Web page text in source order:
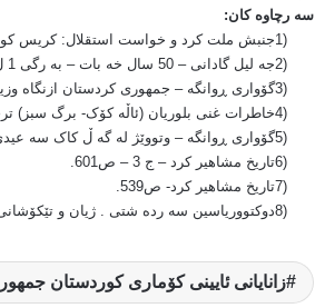
سه رچاوه کان:
1)جنبش ملت کرد و خواست استقلال: کریس
2)جه لیل گادانی – 50 سال خه بات – به رگی 1 ل 21
3)گۆواری ڕوانگه – جمهوری کردستان ازنگاه وزیرفرهنگ آن 1382.
4)خاطرات غنی بلوریان (ئاڵه کۆک- برگ سبز)
5)گۆواری ڕوانگه – وتووێژ له گه ڵ کاک سه عیدی
6)تاریخ مشاهیر کرد – ج 3 – ص601
.
7)تاریخ مشاهیر کرد- ص539
.
8)دوکتووریاسین سه رده شتی . ژیان و تێکۆشانی
زانایانی ئایینی کۆماری کوردستان